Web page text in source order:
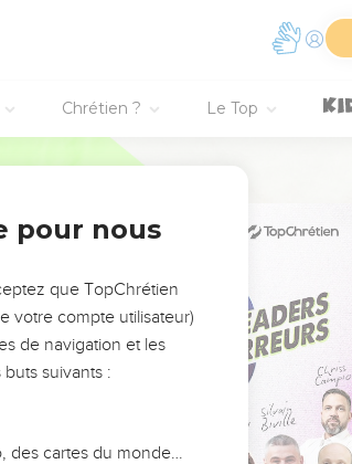
Chrétien ? Le Top
pour nous
que TopChrétien
votre compte utilisateur)
de navigation et les
suivants :
des cartes du monde…